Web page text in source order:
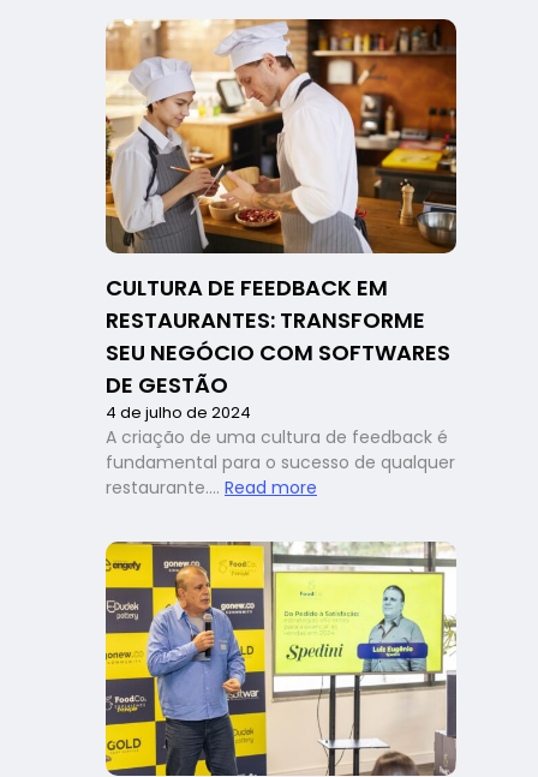
olho
nas
veja
os
insights
dos
do
FoodCo.
CULTURA DE FEEDBACK EM
RESTAURANTES: TRANSFORME
SEU NEGÓCIO COM SOFTWARES
DE GESTÃO
4 de julho de 2024
A criação de uma cultura de feedback é
fundamental para o sucesso de qualquer
restaurante.… Read more
de
feedback
em
restaurantes:
transforme
seu
negócio
com
softwares
de